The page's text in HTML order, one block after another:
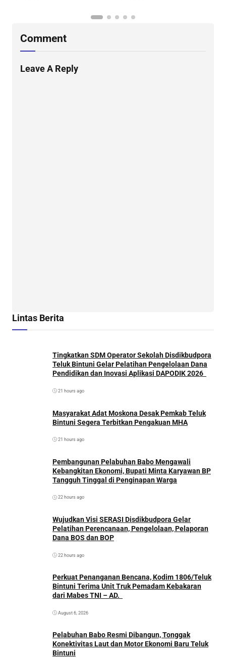
Comment
Leave A Reply
Lintas Berita
Tingkatkan SDM Operator Sekolah Disdikbudpora
Teluk Bintuni Gelar Pelatihan Pengelolaan Dana
21 hours ago
Masyarakat Adat Moskona Desak Pemkab Teluk
Bintuni Segera Terbitkan Pengakuan MHA
21 hours ago
Pembangunan Pelabuhan Babo Mengawali
Kebangkitan Ekonomi, Bupati Minta Karyawan BP
Tangguh Tinggal di Penginapan Warga
22 hours ago
Wujudkan Visi SERASI Disdikbudpora Gelar
Pelatihan Perencanaan, Pengelolaan, Pelaporan
Dana BOS dan BOP
22 hours ago
Perkuat Penanganan Bencana, Kodim 1806/Teluk
Bintuni Terima Unit Truk Pemadam Kebakaran
August 6, 2026
Pelabuhan Babo Resmi Dibangun, Tonggak
Konektivitas Laut dan Motor Ekonomi Baru Teluk
Bintuni